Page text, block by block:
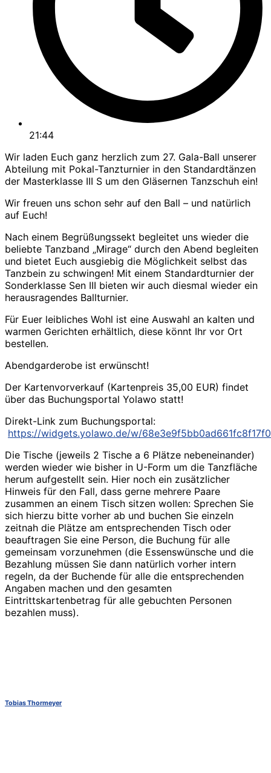
21:44
Wir laden Euch ganz herzlich zum 27. Gala-Ball unserer
Abteilung mit Pokal-Tanzturnier in den Standardtänzen
der Masterklasse III S um den Gläsernen Tanzschuh ein!
Wir freuen uns schon sehr auf den Ball – und natürlich
auf Euch!
Nach einem Begrüßungssekt begleitet uns wieder die
beliebte Tanzband „Mirage“ durch den Abend begleiten
und bietet Euch ausgiebig die Möglichkeit selbst das
Tanzbein zu schwingen! Mit einem Standardturnier der
Sonderklasse Sen III bieten wir auch diesmal wieder ein
herausragendes Ballturnier.
Für Euer leibliches Wohl ist eine Auswahl an kalten und
warmen Gerichten erhältlich, diese könnt Ihr vor Ort
bestellen.
Abendgarderobe ist erwünscht!
Der Kartenvorverkauf (Kartenpreis 35,00 EUR) findet
über das Buchungsportal Yolawo statt!
Direkt-Link zum Buchungsportal:
https://widgets.yolawo.de/w/68e3e9f5bb0ad661fc8f17f0
Die Tische (jeweils 2 Tische a 6 Plätze nebeneinander)
werden wieder wie bisher in U-Form um die Tanzfläche
herum aufgestellt sein. Hier noch ein zusätzlicher
Hinweis für den Fall, dass gerne mehrere Paare
zusammen an einem Tisch sitzen wollen: Sprechen Sie
sich hierzu bitte vorher ab und buchen Sie einzeln
zeitnah die Plätze am entsprechenden Tisch oder
beauftragen Sie eine Person, die Buchung für alle
gemeinsam vorzunehmen (die Essenswünsche und die
Bezahlung müssen Sie dann natürlich vorher intern
regeln, da der Buchende für alle die entsprechenden
Angaben machen und den gesamten
Eintrittskartenbetrag für alle gebuchten Personen
bezahlen muss).
Tobias Thormeyer